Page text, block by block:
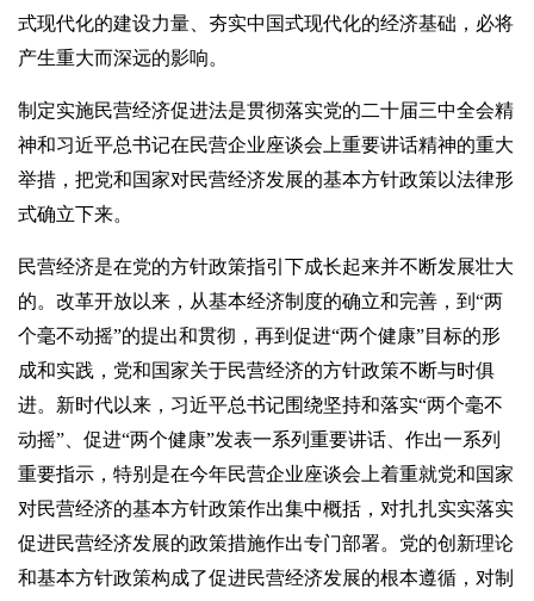
式现代化的建设力量、夯实中国式现代化的经济基础，必将
产生重大而深远的影响。
制定实施民营经济促进法是贯彻落实党的二十届三中全会精
神和习近平总书记在民营企业座谈会上重要讲话精神的重大
举措，把党和国家对民营经济发展的基本方针政策以法律形
式确立下来。
民营经济是在党的方针政策指引下成长起来并不断发展壮大
的。改革开放以来，从基本经济制度的确立和完善，到“两
个毫不动摇”的提出和贯彻，再到促进“两个健康”目标的形
成和实践，党和国家关于民营经济的方针政策不断与时俱
进。新时代以来，习近平总书记围绕坚持和落实“两个毫不
动摇”、促进“两个健康”发表一系列重要讲话、作出一系列
重要指示，特别是在今年民营企业座谈会上着重就党和国家
对民营经济的基本方针政策作出集中概括，对扎扎实实落实
促进民营经济发展的政策措施作出专门部署。党的创新理论
和基本方针政策构成了促进民营经济发展的根本遵循，对制